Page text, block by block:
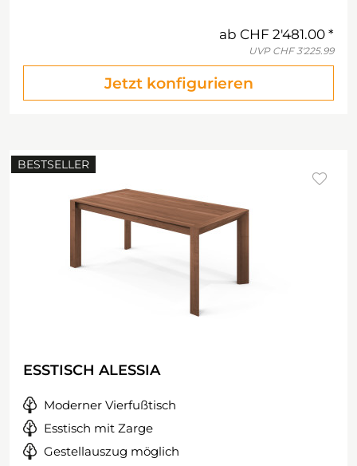
ab CHF 2'481.00
UVP CHF 3'225.99
Jetzt konfigurieren
BESTSELLER
ESSTISCH ALESSIA
Moderner Vierfußtisch
Esstisch mit Zarge
Gestellauszug möglich